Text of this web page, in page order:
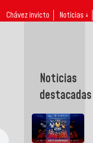
Chávez invicto Noticias ↓
Noticias
destacadas